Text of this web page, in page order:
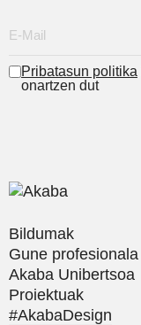
Pribatasun politika
onartzen dut
Bildumak
Gune profesionala
Akaba Unibertsoa
Proiektuak
#AkabaDesign